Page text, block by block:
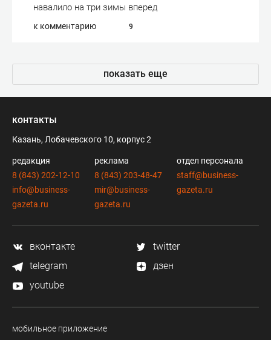
навалило на три зимы вперед
к комментарию 9
показать еще
контакты
Казань, Лобачевского 10, корпус 2
редакция
8 (843) 202-12-10
info@business-
gazeta.ru
реклама
8 (843) 203-48-47
mir@business-
gazeta.ru
отдел персонала
staff@business-
gazeta.ru
вконтакте
twitter
telegram
дзен
youtube
мобильное приложение